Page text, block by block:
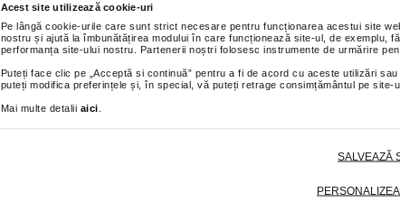
Acest site utilizează cookie-uri
Pe lângă cookie-urile care sunt strict necesare pentru funcționarea acestui site
nostru și ajută la îmbunătățirea modului în care funcționează site-ul, de exemplu,
performanța site-ului nostru. Partenerii noștri folosesc instrumente de urmărire
Puteți face clic pe „Acceptă si continuă” pentru a fi de acord cu aceste utilizări
puteți modifica preferințele și, în special, vă puteți retrage consimțământul pe site-
Mai multe detalii aici
SALVEAZĂ
oameni, ca supliment
nutritiv pentru hrana
Adora – Adorabili
din prima clipa
Seturi cadou
Baylis&Harding